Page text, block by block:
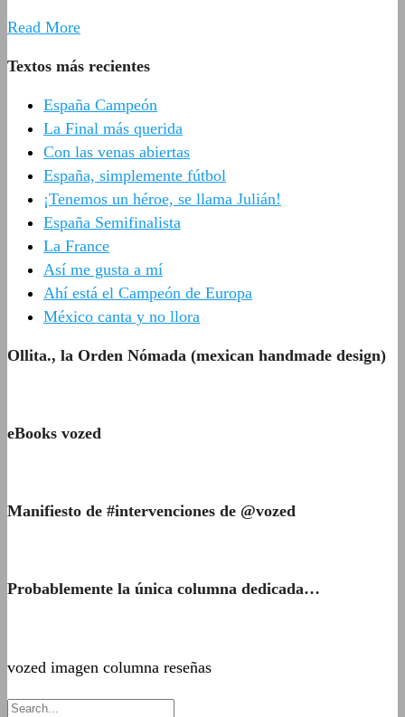
Read More
Textos más recientes
España Campeón
La Final más querida
Con las venas abiertas
España, simplemente fútbol
¡Tenemos un héroe, se llama Julián!
España Semifinalista
La France
Así me gusta a mí
Ahí está el Campeón de Europa
México canta y no llora
Ollita., la Orden Nómada (mexican handmade design)
eBooks vozed
Manifiesto de #intervenciones de @vozed
Probablemente la única columna dedicada…
vozed imagen columna reseñas